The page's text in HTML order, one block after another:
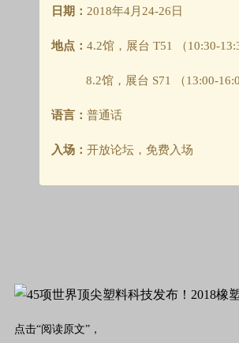
日期： 2018年4月24-26日
地点： 4.2馆，展台 T51 （10:30-
8.2馆，展台 S71 （13:00-
语言： 普通话
入场： 开放论坛，免费入场
点击“阅读原文”，